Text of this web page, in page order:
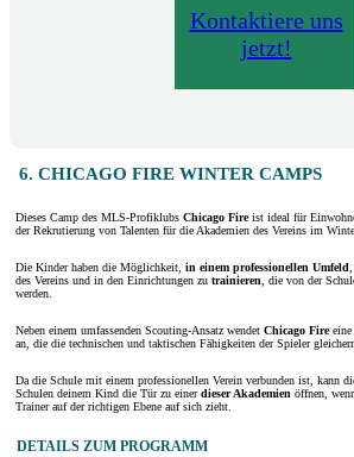
Kontaktiere uns
jetzt!
6. CHICAGO FIRE WINTER CAMPS
Dieses Camp des MLS-Profiklubs Chicago Fireist ideal für
der Rekrutierung von Talenten für die Akademien des Vereins im
Die Kinder haben die Möglichkeit, in einem professionellen Umfeld,
des Vereins und in den Einrichtungen zu trainieren, die von der
werden.
Neben einem umfassenden Scouting-Ansatz wendet Chicago Fireeine
an, die die technischen und taktischen Fähigkeiten der Spieler
Da die Schule mit einem professionellen Verein verbunden ist, kann
Schulen deinem Kind die Tür zu einerdieser Akademien öffnen,
Trainer auf der richtigen Ebene auf sich zieht.
DETAILS ZUM PROGRAMM